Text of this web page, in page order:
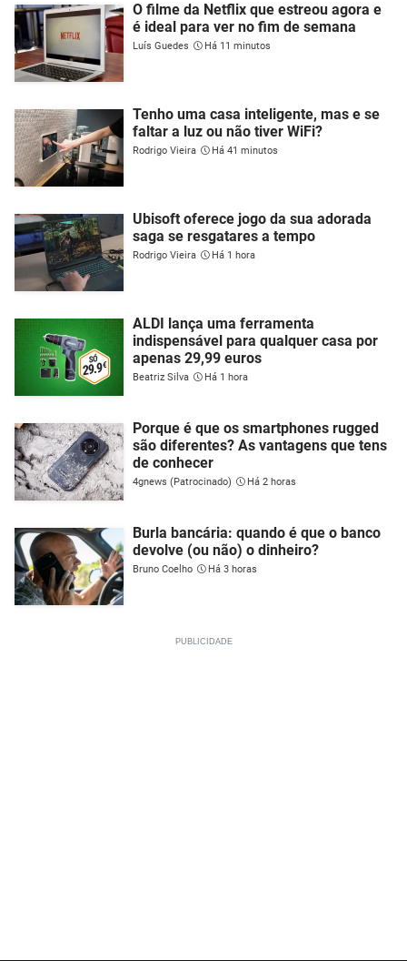
O filme da Netflix que estreou agora e
é ideal para ver no fim de semana
Luís Guedes Há 11 minutos
Tenho uma casa inteligente, mas e se
faltar a luz ou não tiver WiFi?
Rodrigo Vieira Há 41 minutos
Ubisoft oferece jogo da sua adorada
saga se resgatares a tempo
Rodrigo Vieira Há 1 hora
ALDI lança uma ferramenta
indispensável para qualquer casa por
apenas 29,99 euros
Beatriz Silva Há 1 hora
Porque é que os smartphones rugged
são diferentes? As vantagens que tens
de conhecer
4gnews (Patrocinado) Há 2 horas
Burla bancária: quando é que o banco
devolve (ou não) o dinheiro?
Bruno Coelho Há 3 horas